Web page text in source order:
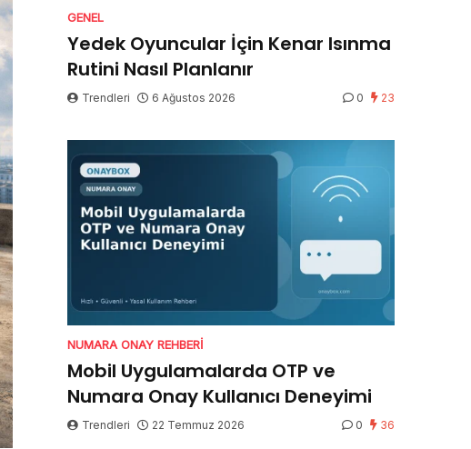
GENEL
Yedek Oyuncular İçin Kenar Isınma
Rutini Nasıl Planlanır
Trendleri 6 Ağustos 2026 0 23
NUMARA ONAY REHBERI
Mobil Uygulamalarda OTP ve
Numara Onay Kullanıcı Deneyimi
Trendleri 22 Temmuz 2026 0 36